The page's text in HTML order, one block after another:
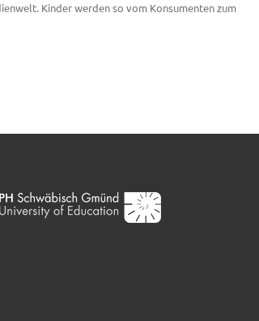
Kinder werden so vom Konsumenten zum